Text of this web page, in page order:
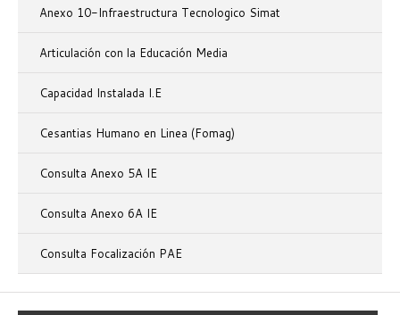
Anexo 10-Infraestructura Tecnologico Simat
Articulación con la Educación Media
Capacidad Instalada I.E
Cesantias Humano en Linea (Fomag)
Consulta Anexo 5A IE
Consulta Anexo 6A IE
Consulta Focalización PAE